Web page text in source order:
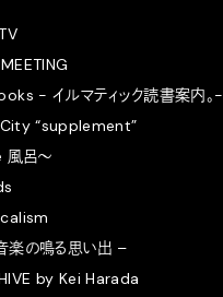
- イルマティック読書案内。-
“supplement”
呂〜
楽の鳴る思い出 –
by Kei Harada